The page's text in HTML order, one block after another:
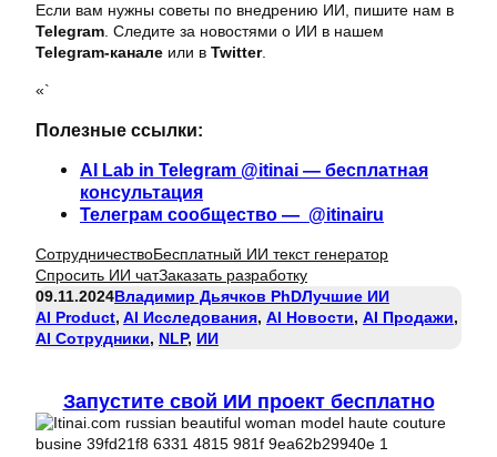
Если вам нужны советы по внедрению ИИ, пишите нам в
Telegram. Следите за новостями о ИИ в нашем
Telegram-канале или в Twitter.
«`
Полезные ссылки:
AI Lab in Telegram @itinai — бесплатная
консультация
Телеграм сообщество — @itinairu
СотрудничествоБесплатный ИИ текст генератор
Спросить ИИ чатЗаказать разработку
09.11.2024Владимир Дьячков PhDЛучшие ИИ
AI Product, AI Исследования, AI Новости, AI Продажи
AI Сотрудники, NLP, ИИ
Запустите свой ИИ проект бесплатно